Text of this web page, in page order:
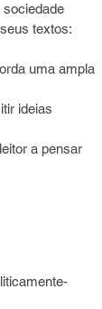
textos:
uma ampla
ideias
a pensar